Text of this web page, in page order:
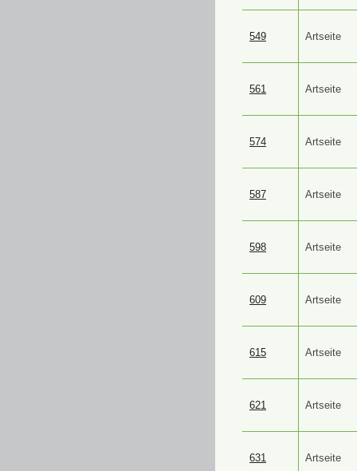
549 Artseite
561 Artseite
574 Artseite
587 Artseite
598 Artseite
609 Artseite
615 Artseite
621 Artseite
631 Artseite